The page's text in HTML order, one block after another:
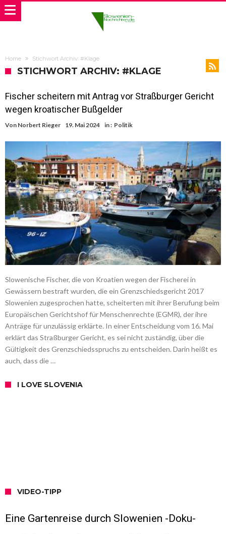
Home Stichwort Archiv: #Klage
STICHWORT ARCHIV: #KLAGE
Fischer scheitern mit Antrag vor Straßburger Gericht
wegen kroatischer Bußgelder
Von Norbert Rieger 19. Mai 2024 in : Politik
Slowenische Fischer, die von Kroatien wegen der Fischerei in
Gewässern bestraft wurden, die ein Grenzschiedsgericht 2017
Slowenien zugesprochen hatte, scheiterten mit ihrer Berufung beim
Europäischen Gerichtshof für Menschenrechte (EGMR), der ihre
Anträge für unzulässig erklärte. In einer Entscheidung vom 16. Mai
erklärt das Straßburger Gericht, es sei nicht zuständig, über die
Gültigkeit des Grenzschiedsspruchs zu entscheiden. Darin heißt es
auch, dass die …
I LOVE SLOVENIA
VIDEO-TIPP
Eine Gartenreise durch Slowenien -Doku-